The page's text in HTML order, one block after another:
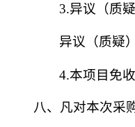
3.异议（质
异议（质疑
4.本项目免
八、凡对本次采